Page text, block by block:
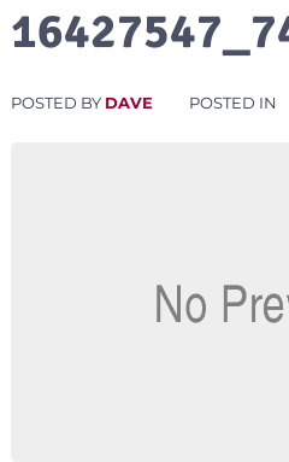
POSTED BY DAVE POSTED IN